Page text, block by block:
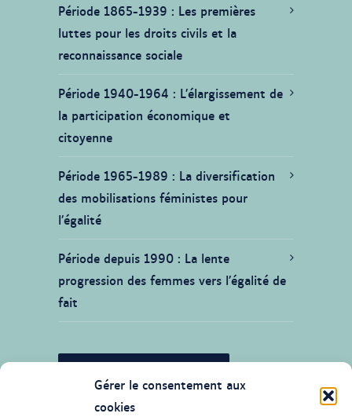
Gérer le consentement aux
cookies
Période 1865-1939
Les premières
luttes pour les droits civils et la
reconnaissance sociale
Période 1940-1964
L’élargissement de
la participation économique et
citoyenne
Période 1965-1989
La diversification
des mobilisations féministes pour
l’égalité
Période depuis 1990 La lente
progression des femmes vers l’égalité de
fait